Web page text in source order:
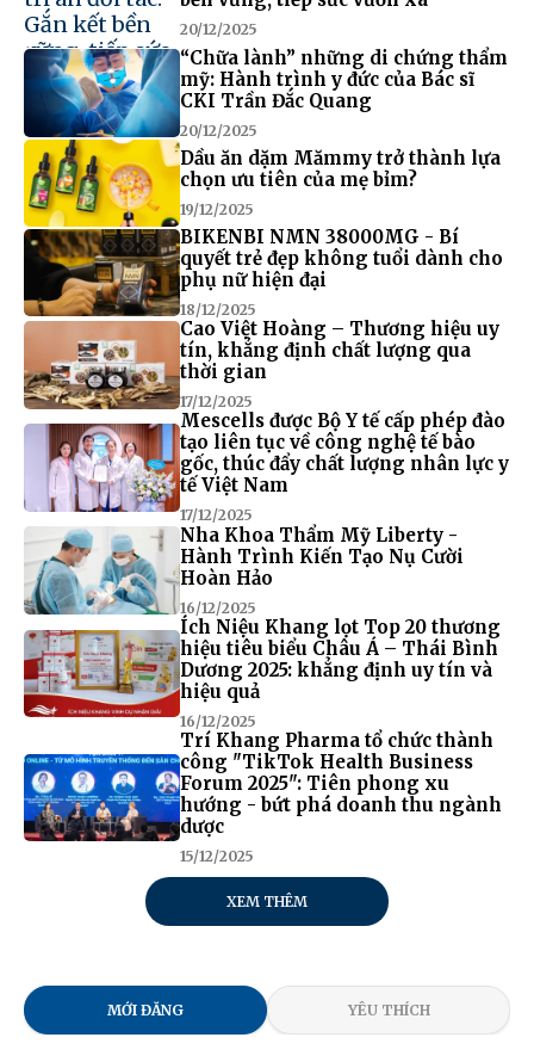
20/12/2025
“Chữa lành” những di chứng thẩm
mỹ: Hành trình y đức của Bác sĩ
CKI Trần Đắc Quang
20/12/2025
Dầu ăn dặm Mămmy trở thành lựa
chọn ưu tiên của mẹ bỉm?
19/12/2025
BIKENBI NMN 38000MG - Bí
quyết trẻ đẹp không tuổi dành cho
phụ nữ hiện đại
18/12/2025
Cao Việt Hoàng – Thương hiệu uy
tín, khẳng định chất lượng qua
thời gian
17/12/2025
Mescells được Bộ Y tế cấp phép đào
tạo liên tục về công nghệ tế bào
gốc, thúc đẩy chất lượng nhân lực y
tế Việt Nam
17/12/2025
Nha Khoa Thẩm Mỹ Liberty -
Hành Trình Kiến Tạo Nụ Cười
Hoàn Hảo
16/12/2025
Ích Niệu Khang lọt Top 20 thương
hiệu tiêu biểu Châu Á – Thái Bình
Dương 2025: khẳng định uy tín và
hiệu quả
16/12/2025
Trí Khang Pharma tổ chức thành
công "TikTok Health Business
Forum 2025": Tiên phong xu
hướng - bứt phá doanh thu ngành
dược
15/12/2025
XEM THÊM
MỚI ĐĂNG YÊU THÍCH